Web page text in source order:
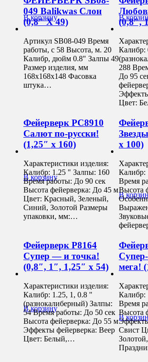
В корзину В
049 Balikwas Слон
(0,8″ Х 49)
Артикул SB08-049 Время
работы, с 58 Высота, м. 20
Калибр, дюйм 0.8" Залпы 49
Размер изделия, мм
168х168х148 Фасовка
штука…
В корзину
(0,8″,
Калибр:
288
До 95
Цвет:
В
Фейерверк РС8910
Салют по-русски!
(1,25″ х 160)
Характеристики изделия:
Калибр: 1.25 " Залпы: 160
Время работы: До 90 сек
Высота фейерверка: До 45 м
Цвет: Красный, Зеленый,
Синий, Золотой Размеры
упаковки, мм:…
В корзину
х 100)
Калибр:
Время
Высота
В
Фейерверк Р8164
Супер — и точка!
(0,8″, 1″, 1,25″ х 54)
Характеристики изделия:
Калибр: 1.25, 1, 0.8 "
(разнокалиберный) Залпы:
54 Время работы: До 50 сек
Высота фейерверка: До 55 м
Эффекты фейерверка: Веер
Цвет: Белый,…
мега!
Калибр:
Время
Высота
Свист